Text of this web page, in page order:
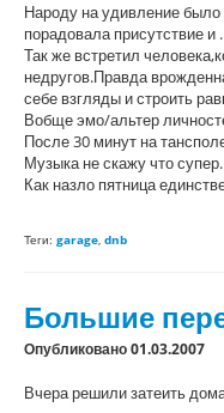
Народу на удивление было
порадовала присутствие и .
Так же встретил
недругов.Правда
себе взгляды и строить
Вобще эмо/альтер
После 30 минут на
Музыка не скажу что
Как назло пятница
Теги: garage, dnb
Большие
Опубликовано 01.03.2007
Вчера решили затеить